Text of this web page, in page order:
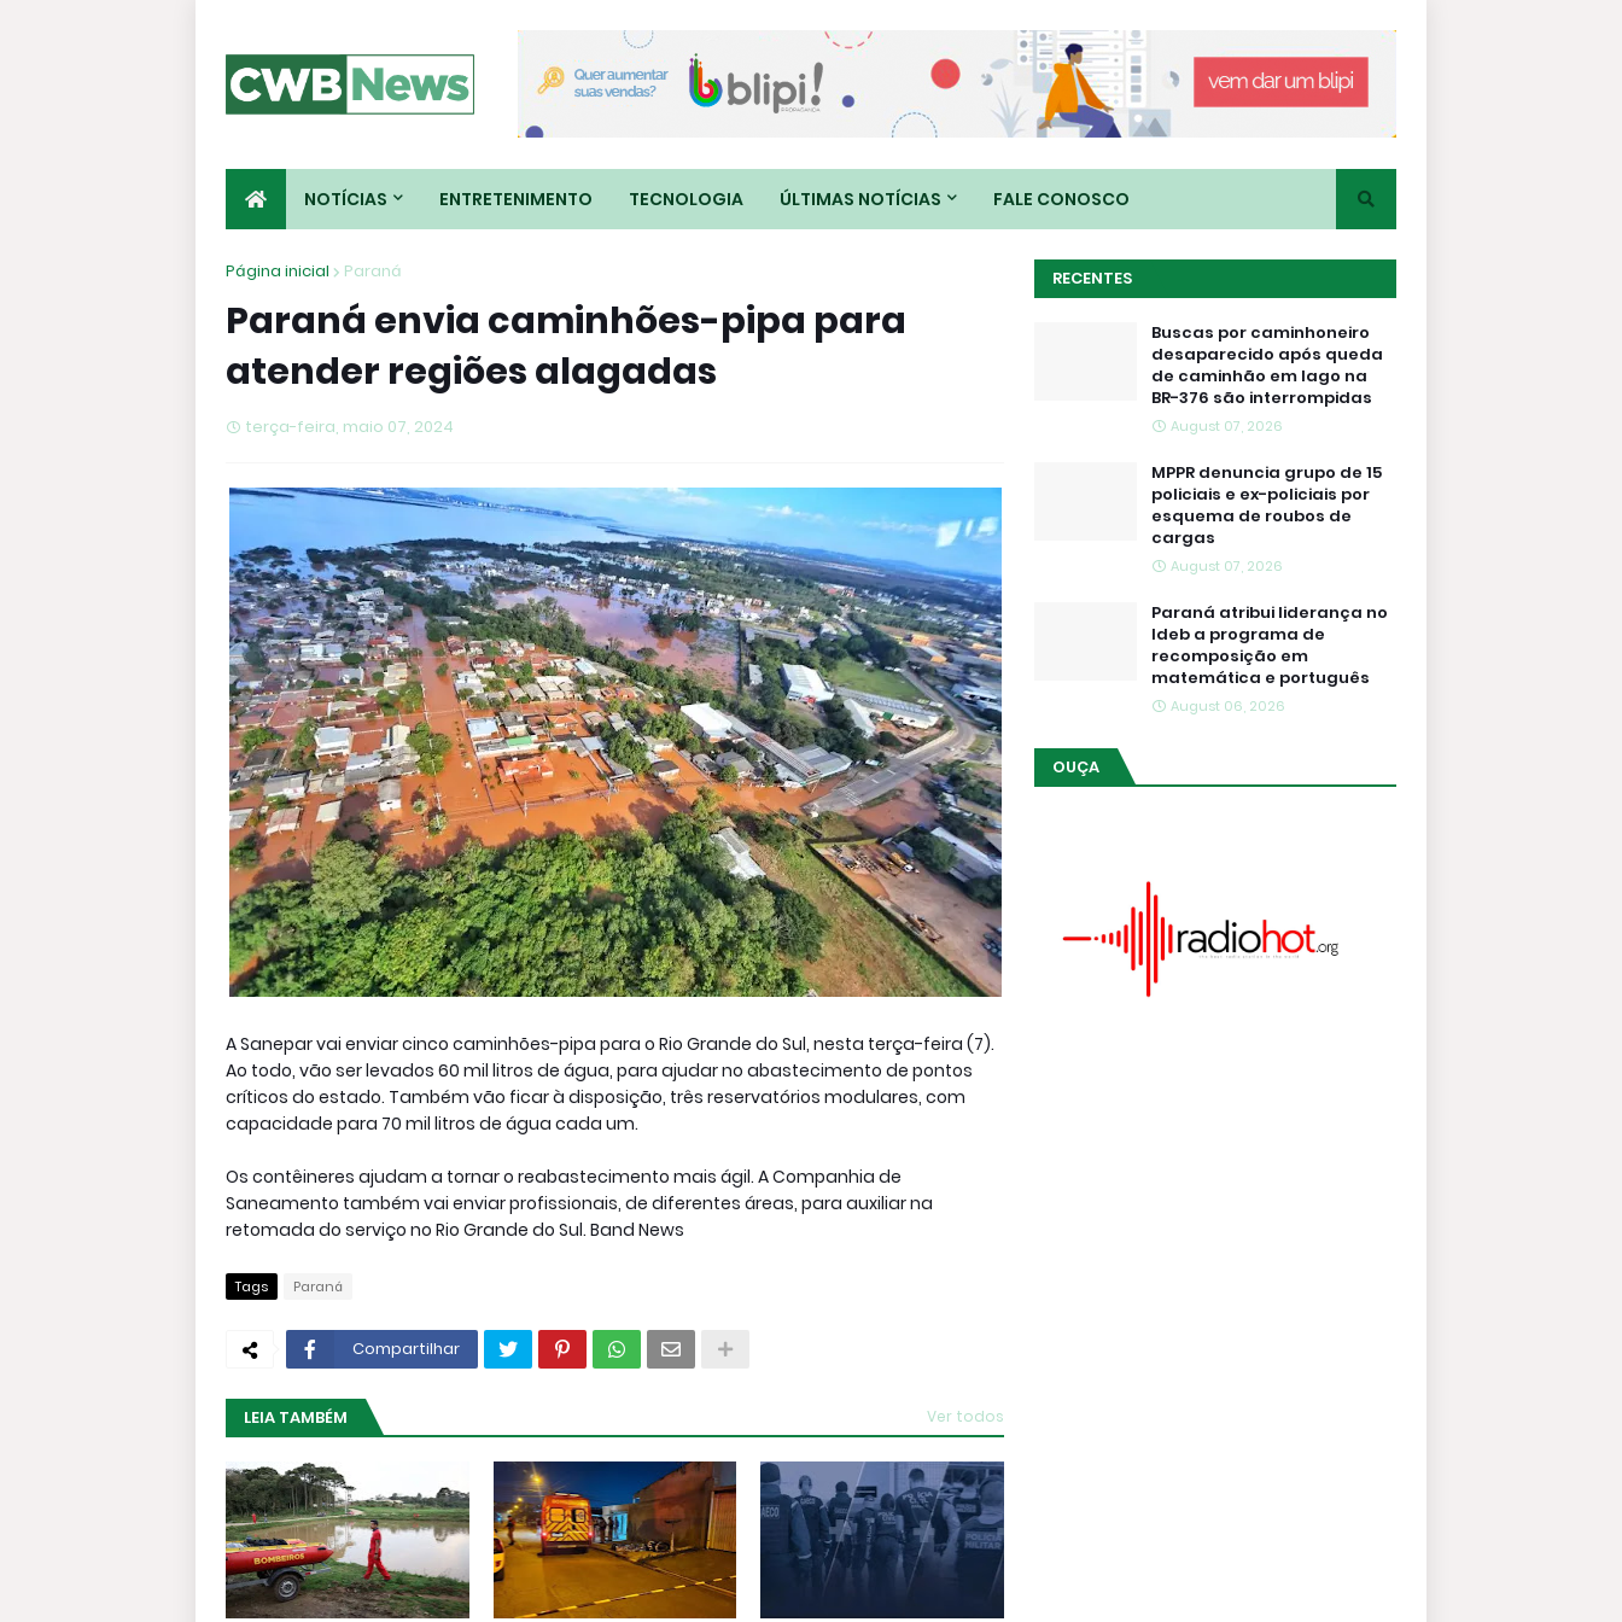
NOTÍCIAS ENTRETENIMENTO TECNOLOGIA ÚLTIMAS NOTÍCIAS FALE CONOSCO
Página inicial Paraná
Paraná envia caminhões-pipa para
atender regiões alagadas
terça-feira, maio 07, 2024
A Sanepar vai enviar cinco caminhões-pipa para o Rio Grande do Sul, nesta terça-feira (7).
Ao todo, vão ser levados 60 mil litros de água, para ajudar no abastecimento de pontos
críticos do estado. Também vão ficar à disposição, três reservatórios modulares, com
capacidade para 70 mil litros de água cada um.
Os contêineres ajudam a tornar o reabastecimento mais ágil. A Companhia de
Saneamento também vai enviar profissionais, de diferentes áreas, para auxiliar na
retomada do serviço no Rio Grande do Sul. Band News
Tags Paraná
Compartilhar
LEIA TAMBÉM Ver todos
RECENTES
Buscas por caminhoneiro
desaparecido após queda
de caminhão em lago na
BR-376 são interrompidas
August 07, 2026
MPPR denuncia grupo de 15
policiais e ex-policiais por
esquema de roubos de
cargas
August 07, 2026
Paraná atribui liderança no
Ideb a programa de
recomposição em
matemática e português
August 06, 2026
OUÇA